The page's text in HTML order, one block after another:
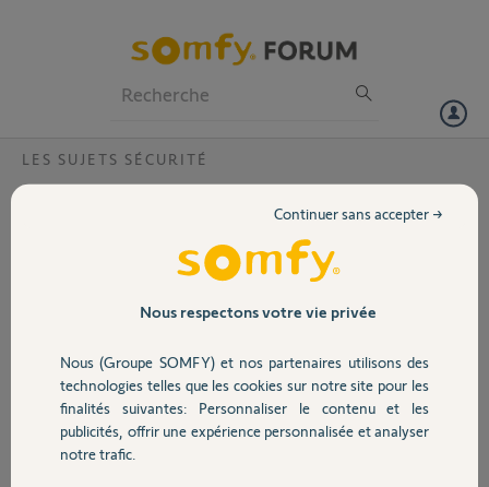
Volet
Sécurité
Domotique
LES SUJETS SÉCURITÉ
connexion caméra intérieure avec volet
Je souhaite installer une caméra intérieure avec volet sur une alarme
communiquent ; WIFI ou protocole radio Somfy (comme les intellitag
et détecteurs de mouvement) ?
Nous respectons votre vie privée
Nous (Groupe SOMFY) et nos partenaires utilisons des
technologies telles que les cookies sur notre site pour les
finalités suivantes: Personnaliser le contenu et les
publicités, offrir une expérience personnalisée et analyser
notre trafic.
Continuer sans accepter →